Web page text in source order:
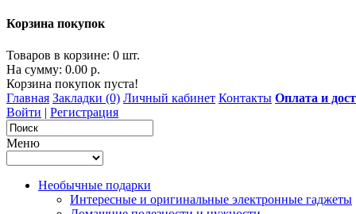
Корзина покупок
Товаров в корзине: 0 шт.
На сумму: 0.00 р.
Корзина покупок пуста!
Главная Закладки (0) Личный кабинет Контакты Оплата и
Войти | Регистрация
Меню
Необычные подарки
Интересные и оригинальные электронные гаджеты